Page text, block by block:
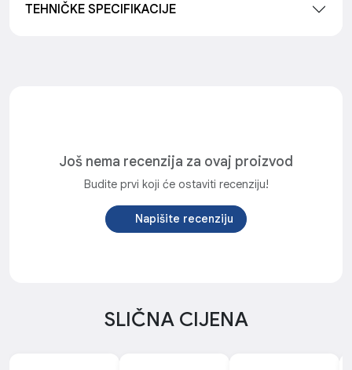
TEHNIČKE SPECIFIKACIJE
Još nema recenzija za ovaj proizvod
Budite prvi koji će ostaviti recenziju!
Napišite recenziju
SLIČNA CIJENA